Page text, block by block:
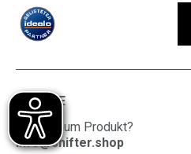
SERVICE
Fragen zum Produkt?
info@shifter.shop